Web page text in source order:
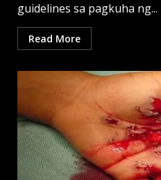
guidelines sa pagkuha ng...
Read More